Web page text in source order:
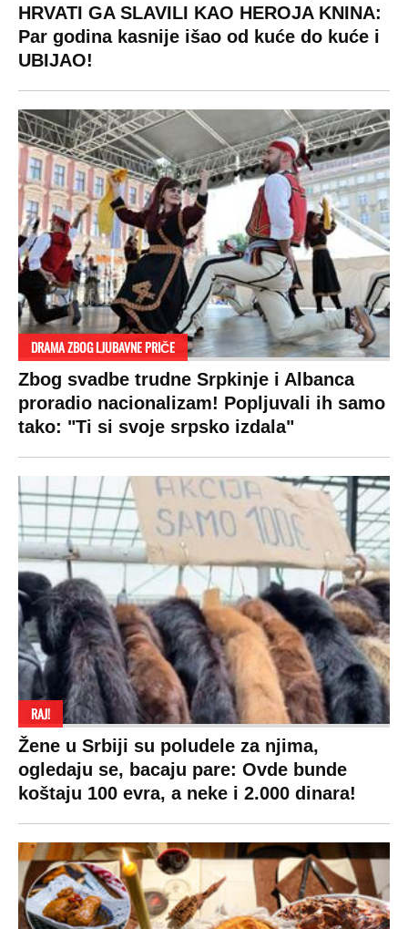
HRVATI GA SLAVILI KAO HEROJA KNINA:
Par godina kasnije išao od kuće do kuće i
UBIJAO!
DRAMA ZBOG LJUBAVNE PRIČE
Zbog svadbe trudne Srpkinje i Albanca
proradio nacionalizam! Popljuvali ih samo
tako: "Ti si svoje srpsko izdala"
RAJ!
Žene u Srbiji su poludele za njima,
ogledaju se, bacaju pare: Ovde bunde
koštaju 100 evra, a neke i 2.000 dinara!